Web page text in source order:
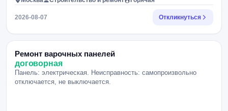
2026-08-07 Откликнуться
Ремонт варочных панелей
договорная
Панель: электрическая. Неисправность: самопроизвольно
отключается, не выключается.